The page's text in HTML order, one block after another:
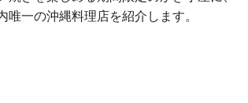
唯一の沖縄料理店を紹介します。